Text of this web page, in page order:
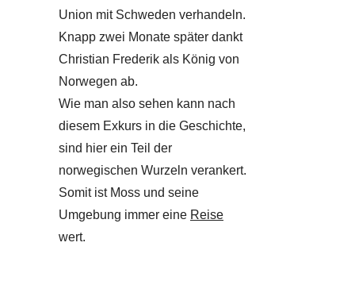
Union mit Schweden verhandeln.
Knapp zwei Monate später dankt
Christian Frederik als König von
Norwegen ab.
Wie man also sehen kann nach
diesem Exkurs in die Geschichte,
sind hier ein Teil der
norwegischen Wurzeln verankert.
Somit ist Moss und seine
Umgebung immer eine Reise
wert.